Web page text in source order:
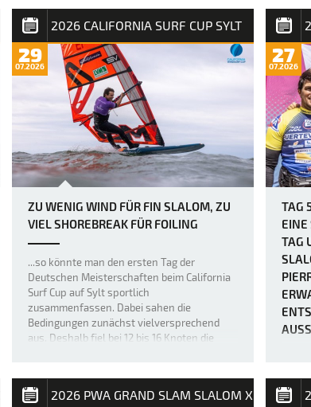
2026 CALIFORNIA SURF CUP SYLT
29
07.2026
ZU WENIG WIND FÜR FIN SLALOM, ZU
VIEL SHOREBREAK FÜR FOILING
...so könnte man den ersten Tag der
Deutschen Meisterschaften beim California
Surf Cup auf Sylt sportlich
zusammenfassen. Dabei sahen die
Bedingungen zunächst vielversprechend
aus. Deshalb fiel bei 12 bis 16 Knoten die
27
07.2026
TAG
EINE
TAG
Am
beim
2026 PWA GRAND SLAM SLALOM X